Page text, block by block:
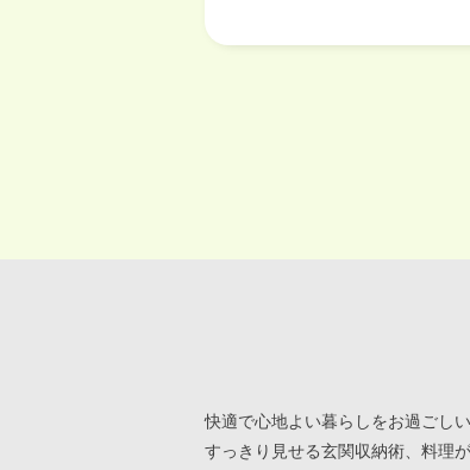
快適で心地よい暮らしをお過ごし
すっきり見せる玄関収納術、料理